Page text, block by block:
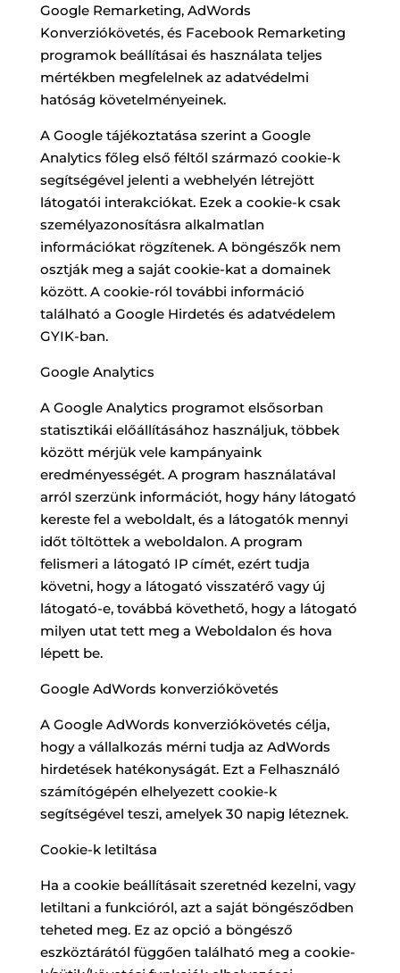
Google Remarketing, AdWords
Konverziókövetés, és Facebook Remarketing
programok beállításai és használata teljes
mértékben megfelelnek az adatvédelmi
hatóság követelményeinek.
A Google tájékoztatása szerint a Google
Analytics főleg első féltől származó cookie-k
segítségével jelenti a webhelyén létrejött
látogatói interakciókat. Ezek a cookie-k csak
személyazonosításra alkalmatlan
információkat rögzítenek. A böngészők nem
osztják meg a saját cookie-kat a domainek
között. A cookie-ról további információ
található a Google Hirdetés és adatvédelem
GYIK-ban.
Google Analytics
A Google Analytics programot elsősorban
statisztikái előállításához használjuk, többek
között mérjük vele kampányaink
eredményességét. A program használatával
arról szerzünk információt, hogy hány látogató
kereste fel a weboldalt, és a látogatók mennyi
időt töltöttek a weboldalon. A program
felismeri a látogató IP címét, ezért tudja
követni, hogy a látogató visszatérő vagy új
látogató-e, továbbá követhető, hogy a látogató
milyen utat tett meg a Weboldalon és hova
lépett be.
Google AdWords konverziókövetés
A Google AdWords konverziókövetés célja,
hogy a vállalkozás mérni tudja az AdWords
hirdetések hatékonyságát. Ezt a Felhasználó
számítógépén elhelyezett cookie-k
segítségével teszi, amelyek 30 napig léteznek.
Cookie-k letiltása
Ha a cookie beállításait szeretnéd kezelni, vagy
letiltani a funkcióról, azt a saját böngésződben
teheted meg. Ez az opció a böngésző
eszköztárától függően található meg a cookie-